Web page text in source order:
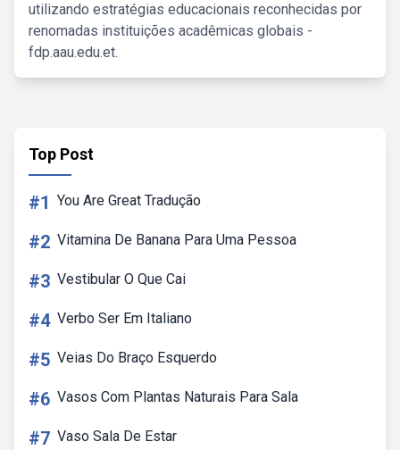
utilizando estratégias educacionais reconhecidas por
renomadas instituições acadêmicas globais -
fdp.aau.edu.et.
Top Post
#1 You Are Great Tradução
#2 Vitamina De Banana Para Uma Pessoa
#3 Vestibular O Que Cai
#4 Verbo Ser Em Italiano
#5 Veias Do Braço Esquerdo
#6 Vasos Com Plantas Naturais Para Sala
#7 Vaso Sala De Estar